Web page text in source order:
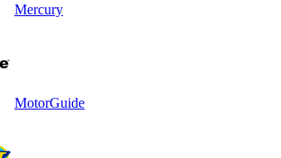
Mercury
MotorGuide